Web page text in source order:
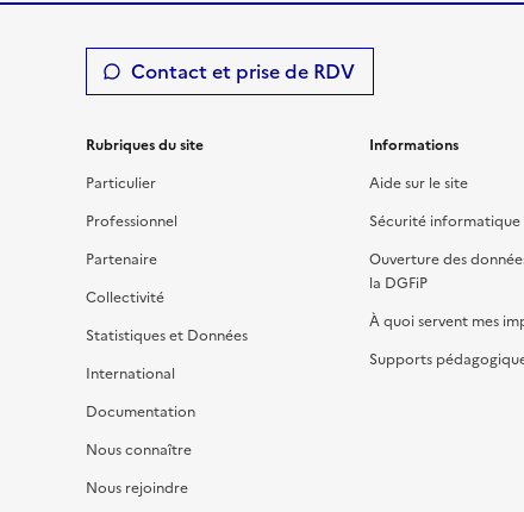
Contact et prise de RDV
Rubriques du site
Particulier
Professionnel
Partenaire
Collectivité
Statistiques et Données
International
Documentation
Nous connaître
Nous rejoindre
Informations
Aide sur le site
Sécurité informatique
Ouverture des
la DGFiP
À quoi servent mes
Supports